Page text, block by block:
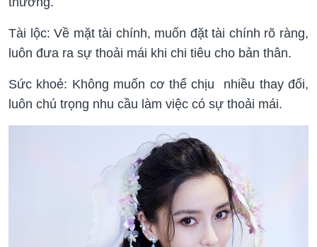
Tài lộc: Về mặt tài chính, muốn đặt tài chính rõ ràng,
luôn đưa ra sự thoải mái khi chi tiêu cho bản thân.
Sức khoẻ: Không muốn cơ thể chịu nhiều thay đổi,
luôn chú trọng nhu cầu làm việc có sự thoải mái.